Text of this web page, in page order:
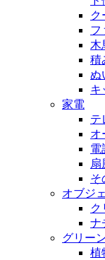
ク
フ
木
積
ぬ
キ
家電
テ
オ
電
扇
そ
オブジ
ク
ナ
グリー
植